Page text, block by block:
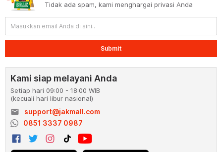
Tidak ada spam, kami menghargai privasi Anda
Submit
Kami siap melayani Anda
Setiap hari 09:00 - 18:00 WIB
(kecuali hari libur nasional)
email
support@jakmall.com
0851 3337 0987